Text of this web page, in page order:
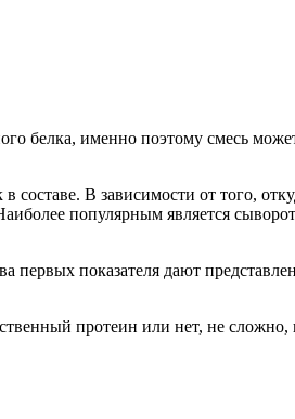
белка, именно поэтому смесь
составе. В зависимости от того,
популярным является
показателя дают
протеин или нет, не